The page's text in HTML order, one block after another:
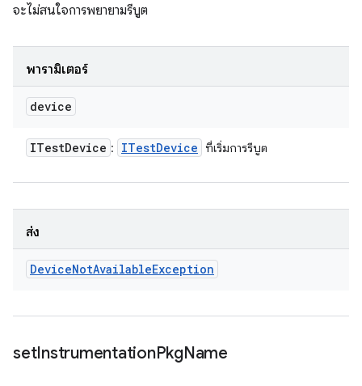
จะไม่สนใจการพยายามรีบูต
พารามิเตอร์
device
ITestDevice : ITestDevice ที่เริ่มการรีบูต
ส่ง
DeviceNotAvailableException
setInstrumentationPkgName